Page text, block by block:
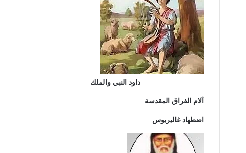
داود النبي والملك
آلام الفراق المقدسة
اضطهاد غاليريوس